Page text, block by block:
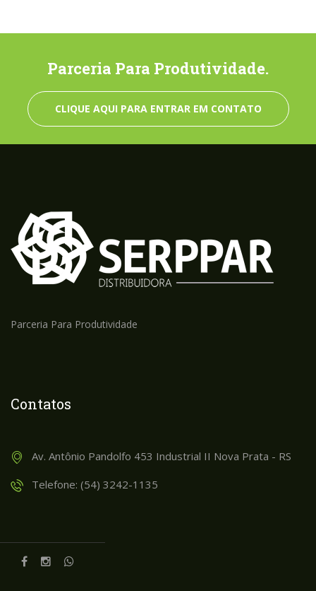
Parceria Para Produtividade.
CLIQUE AQUI PARA ENTRAR EM CONTATO
Parceria Para Produtividade
Contatos
Av. Antônio Pandolfo 453 Industrial II Nova Prata - RS
Telefone: (54) 3242-1135